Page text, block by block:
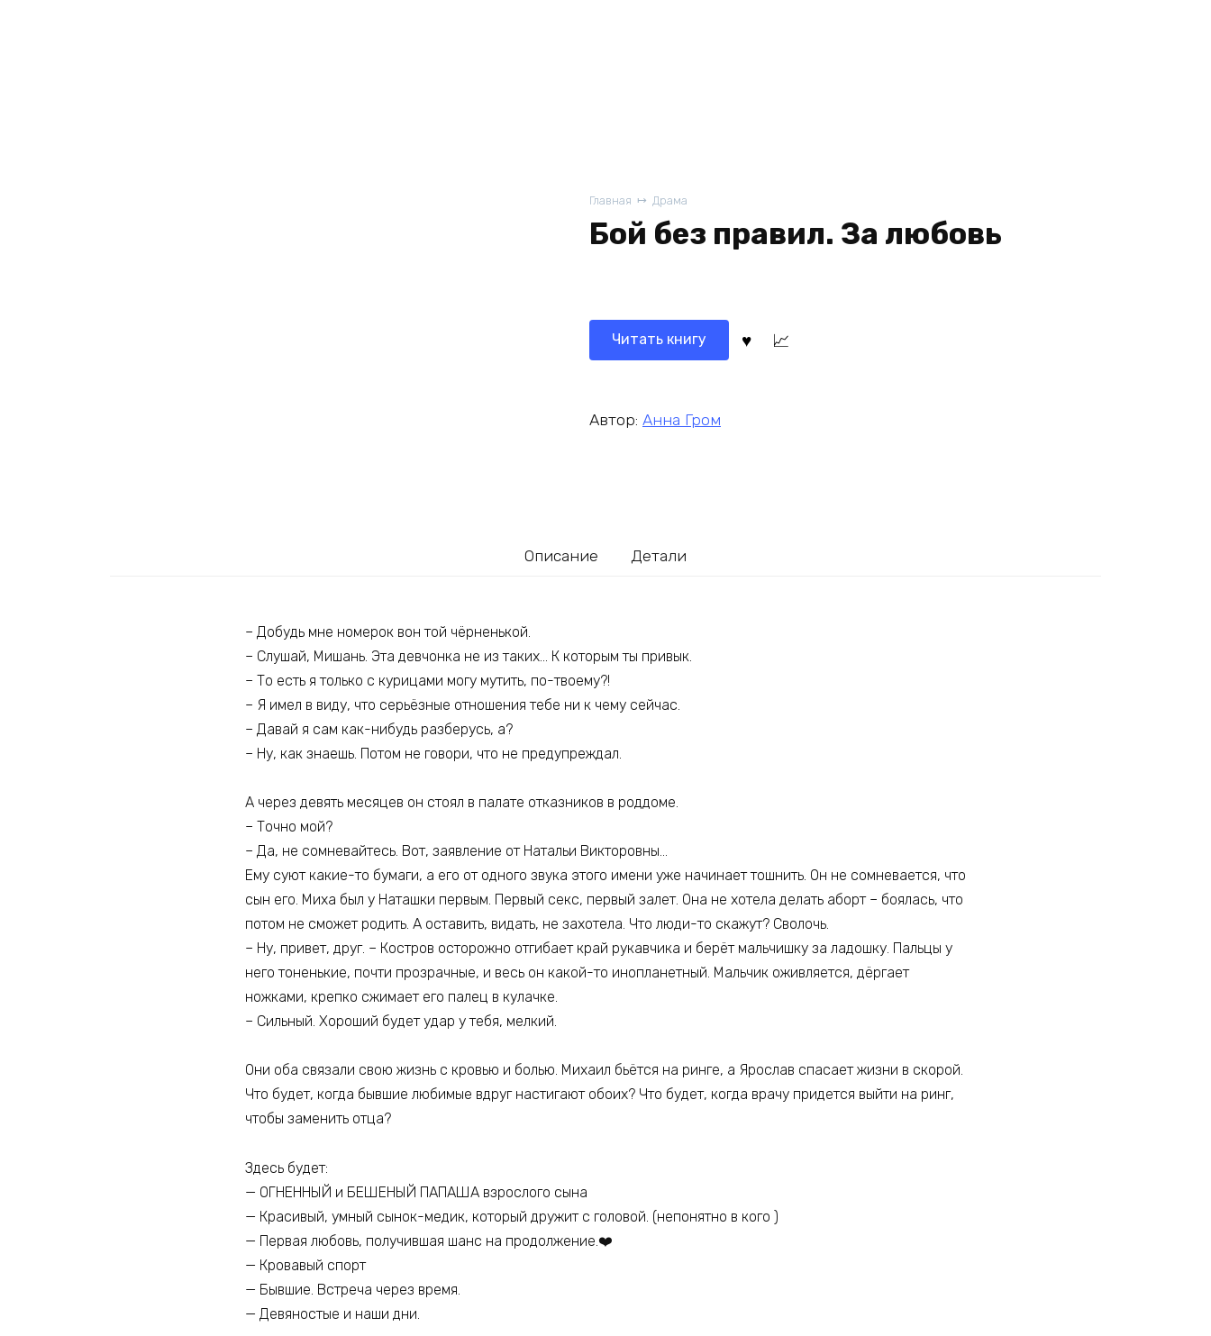
Главная Драма
Бой без правил. За любовь
Читать книгу
Автор: Анна Гром
Описание Детали
– Добудь мне номерок вон той чёрненькой.
– Слушай, Мишань. Эта девчонка не из таких… К которым ты привык.
– То есть я только с курицами могу мутить, по-твоему?!
– Я имел в виду, что серьёзные отношения тебе ни к чему сейчас.
– Давай я сам как-нибудь разберусь, а?
– Ну, как знаешь. Потом не говори, что не предупреждал.
А через девять месяцев он стоял в палате отказников в роддоме.
– Точно мой?
– Да, не сомневайтесь. Вот, заявление от Натальи Викторовны…
Ему суют какие-то бумаги, а его от одного звука этого имени уже начинает тошнить. Он не сомневается, что
сын его. Миха был у Наташки первым. Первый секс, первый залет. Она не хотела делать аборт – боялась, что
потом не сможет родить. А оставить, видать, не захотела. Что люди-то скажут? Сволочь.
– Ну, привет, друг. – Костров осторожно отгибает край рукавчика и берёт мальчишку за ладошку. Пальцы у
него тоненькие, почти прозрачные, и весь он какой-то инопланетный. Мальчик оживляется, дёргает
ножками, крепко сжимает его палец в кулачке.
– Сильный. Хороший будет удар у тебя, мелкий.
Они оба связали свою жизнь с кровью и болью. Михаил бьётся на ринге, а Ярослав спасает жизни в скорой.
Что будет, когда бывшие любимые вдруг настигают обоих? Что будет, когда врачу придется выйти на ринг,
чтобы заменить отца?
Здесь будет:
— ОГНЕННЫЙ и БЕШЕНЫЙ ПАПАША взрослого сына
— Красивый, умный сынок-медик, который дружит с головой. (непонятно в кого )
— Первая любовь, получившая шанс на продолжение.‍❤️‍
— Кровавый спорт
— Бывшие. Встреча через время.
— Девяностые и наши дни.